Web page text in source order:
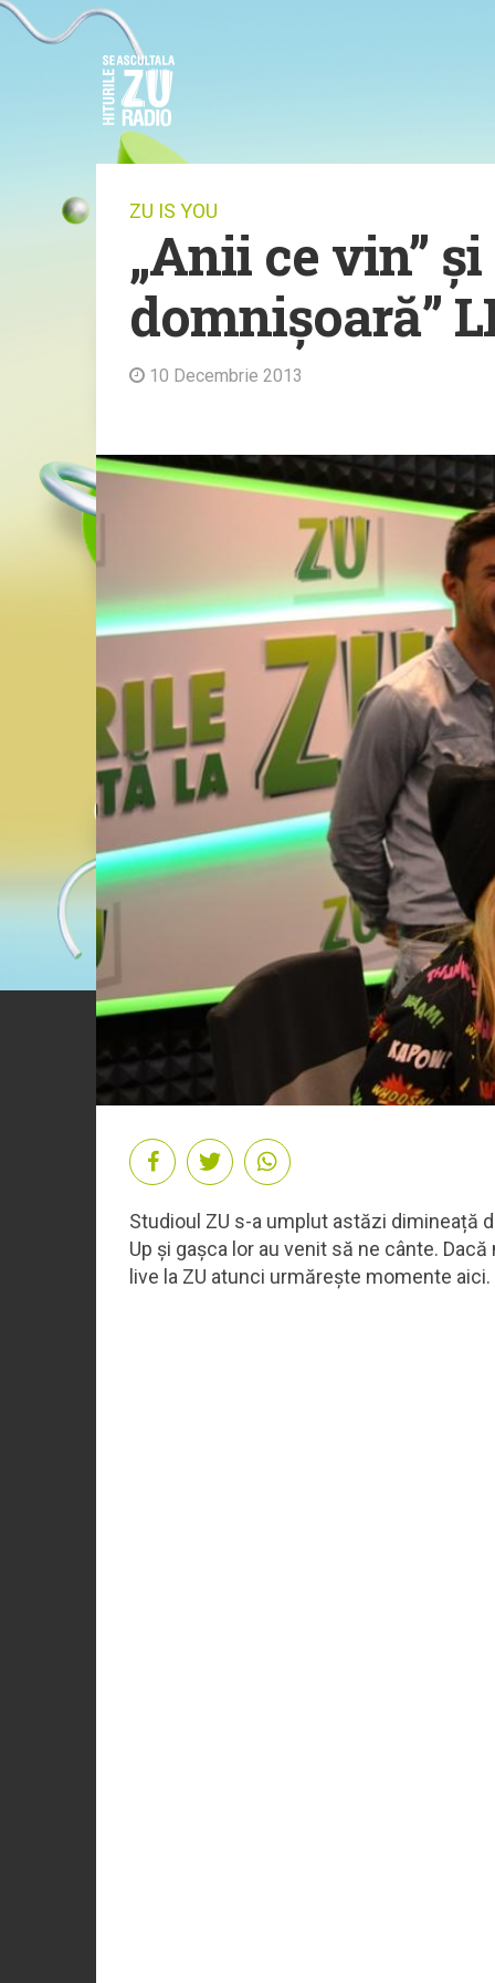
ZU IS YOU
„Anii ce vin”
domnișoară”
10 Decembrie 2013
Studioul ZU s-a umplut astăzi dimineață
Up și gașca lor au venit să ne cânte.
live la ZU atunci urmărește momente aici.